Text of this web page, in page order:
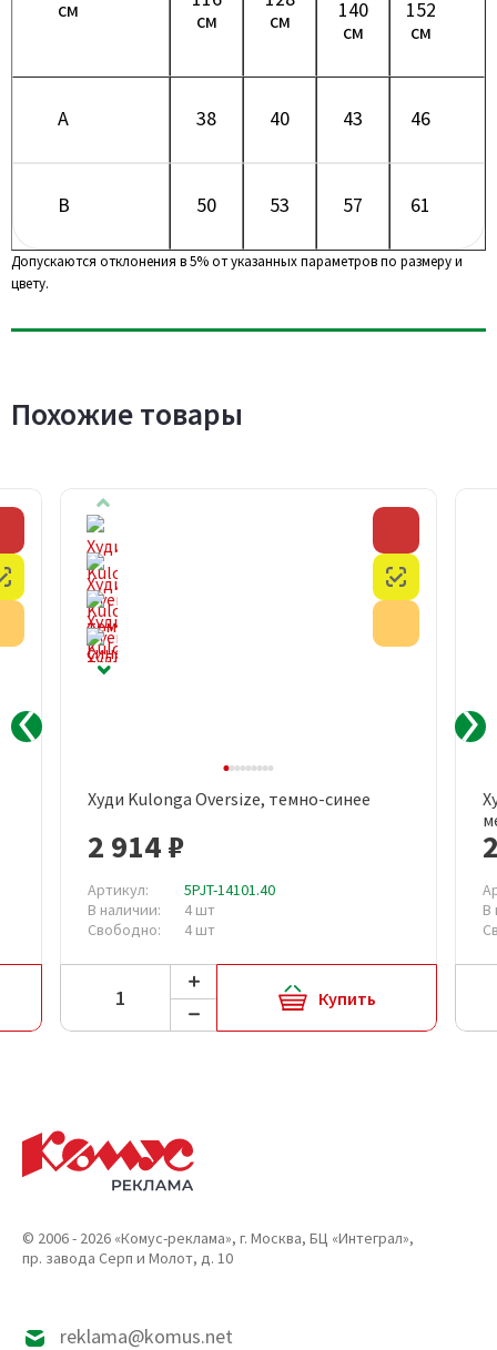
см
см
см
140
см
152
см
A 38 40 43 46
B 50 53 57 61
Допускаются отклонения в 5% от указанных параметров по размеру и
цвету.
Похожие товары
Честный знак
Худи Kulonga Oversize, темно-синее
2 914 ₽
Артикул:
5PJT-14101.40
В наличии:
4 шт
Свободно:
4 шт
Купить
В
© 2006 - 2026 «Комус-реклама», г. Москва, БЦ «Интеграл»,
пр. завода Серп и Молот, д. 10
reklama@komus.net